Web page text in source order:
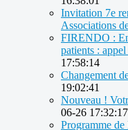
Invitation 7e
Associations
FIRENDO :
patients :
17:58:14
Changement
19:02:41
Nouveau !
06-26 17:32:17
Programme